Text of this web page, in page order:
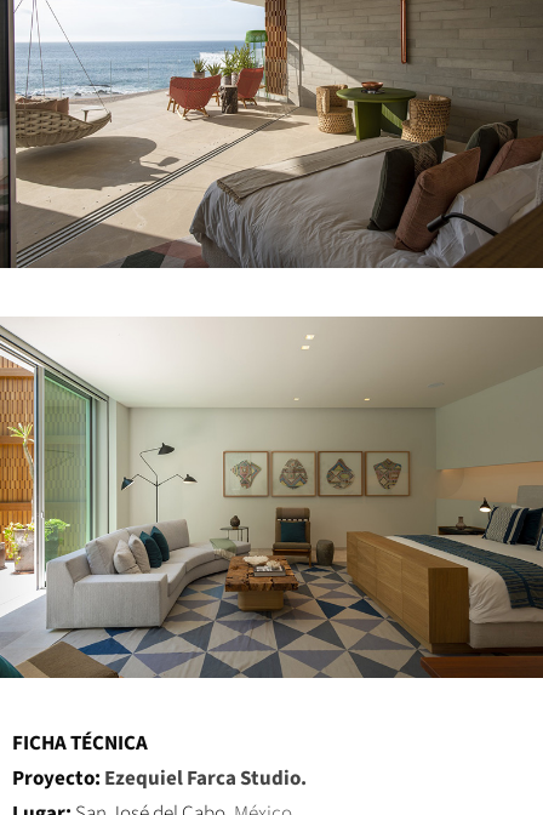
FICHA TÉCNICA
Proyecto: Ezequiel Farca Studio.